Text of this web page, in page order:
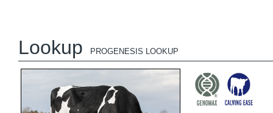
Lookup PROGENESIS LOOKUP